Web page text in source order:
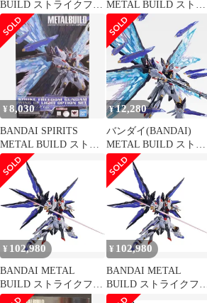
BUILD ストライクフリ
ーダムガンダム SOUL
BLUE Ver. 『機動戦士
ガンダムSEED
DESTINY』(魂ネイシ
ョン2018、魂ウェブ商
店限定)
METAL BUILD ストラ
イクフリーダムガンダ
ム SOUL BLUE Ver.
『機動戦士ガンダム
SEED DESTINY』(魂ネ
イション2018、魂ウェ
ブ商店限定)
¥8,030
BANDAI SPIRITS
METAL BUILD ストラ
イクフリーダムガンダ
ム 光の翼オプションセ
ット SOUL BLUE Ver
¥12,280
バンダイ(BANDAI)
METAL BUILD ストラ
イクフリーダムガンダ
ム 光の翼オプションセ
ット SOUL BLUE Ver.
¥ 102,980
BANDAI METAL
BUILD ストライクフリ
ーダムガンダム SOUL
¥ 102,980
BANDAI METAL
BUILD ストライクフ
ーダムガンダム SOUL